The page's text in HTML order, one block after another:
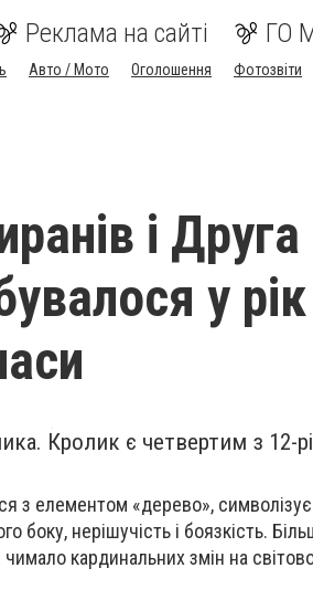
Реклама на сайті ГО
Авто / Мото Оголошення Фотозвіти
і Друга
у рік
Кролик є четвертим з 12-
з елементом «дерево», символізує
боку, нерішучість і боязкість.
кардинальних змін на